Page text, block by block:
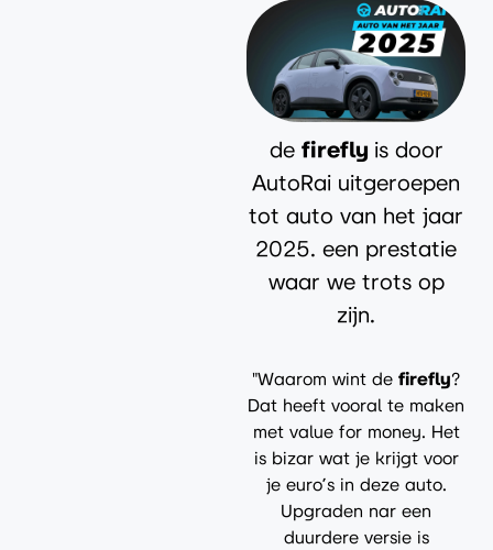
de firefly is door
AutoRai uitgeroepen
tot auto van het jaar
2025. een prestatie
waar we trots op
zijn.
"Waarom wint defirefly?
Dat heeft vooral te maken
met value for money. Het
is bizar wat je krijgt voor
je euro’s in deze auto.
Upgraden nar een
duurdere versie is